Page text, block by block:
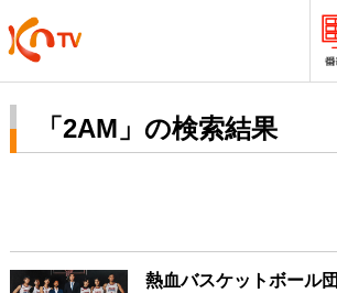
「2AM」の検索結果
熱血バスケットボール団